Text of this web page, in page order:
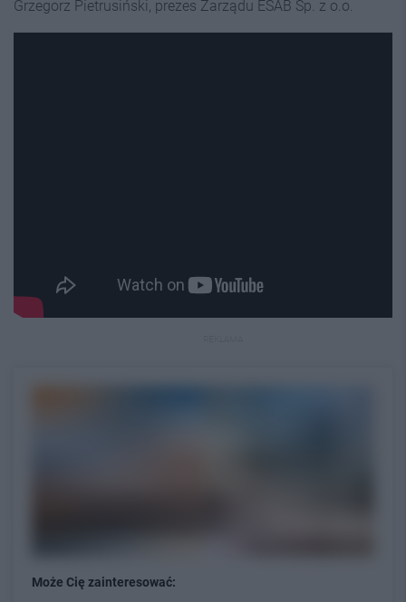
Grzegorz Pietrusiński, prezes Zarządu ESAB Sp. z o.o.
Może Cię zainteresować: